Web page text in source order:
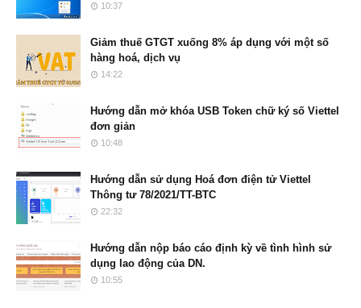
10:37
Giảm thuế GTGT xuống 8% áp dụng với một số
hàng hoá, dịch vụ
14:22
Hướng dẫn mở khóa USB Token chữ ký số Viettel
đơn giản
10:48
Hướng dẫn sử dụng Hoá đơn điện tử Viettel
Thông tư 78/2021/TT-BTC
22:32
Hướng dẫn nộp báo cáo định kỳ về tình hình sử
dụng lao động của DN.
10:55